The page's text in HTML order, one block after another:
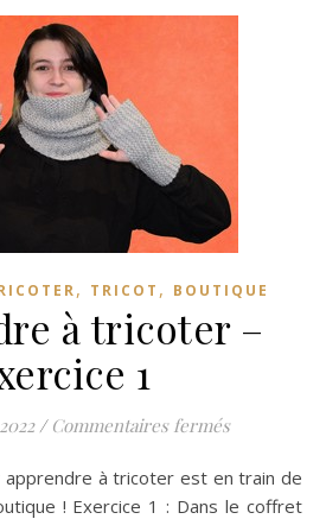
, TRICOT , BOUTIQUE
à tricoter –
1
/ Commentaires ferméssur
! Exercice 1 : Dans le coffret